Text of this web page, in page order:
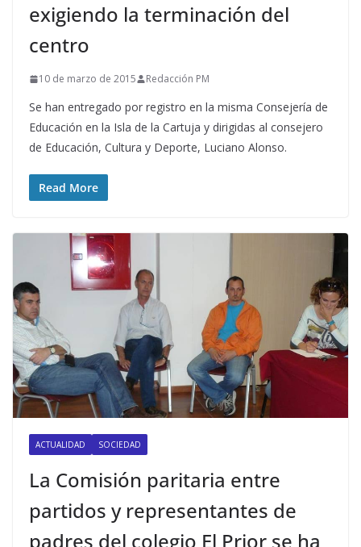
exigiendo la terminación del
centro
10 de marzo de 2015 Redacción PM
Se han entregado por registro en la misma Consejería de
Educación en la Isla de la Cartuja y dirigidas al consejero
de Educación, Cultura y Deporte, Luciano Alonso.
Read More
ACTUALIDAD SOCIEDAD
La Comisión paritaria entre
partidos y representantes de
padres del colegio El Prior se ha